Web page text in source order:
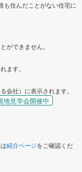
も住んだことがない住宅に
ができません。
ます。
会社）に表示されます。
地見学会開催中
紹介ページをご確認くだ